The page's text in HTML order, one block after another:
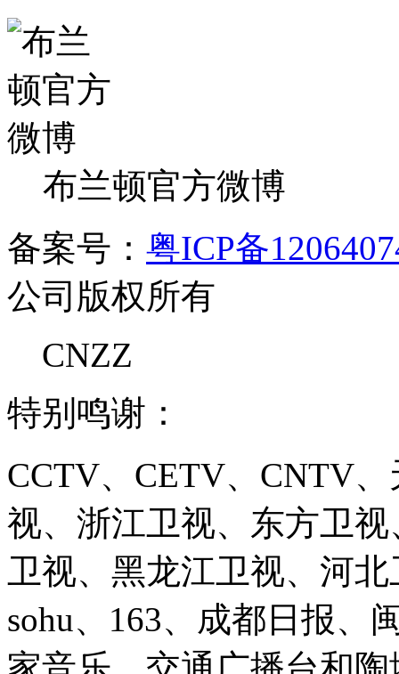
布兰顿官方微博
备案号： 粤ICP备
公司版权所有
CNZZ
特别鸣谢：
CCTV、CETV、CNTV
视、浙江卫视、东方卫
卫视、黑龙江卫视、河北
sohu、163、成都日报、